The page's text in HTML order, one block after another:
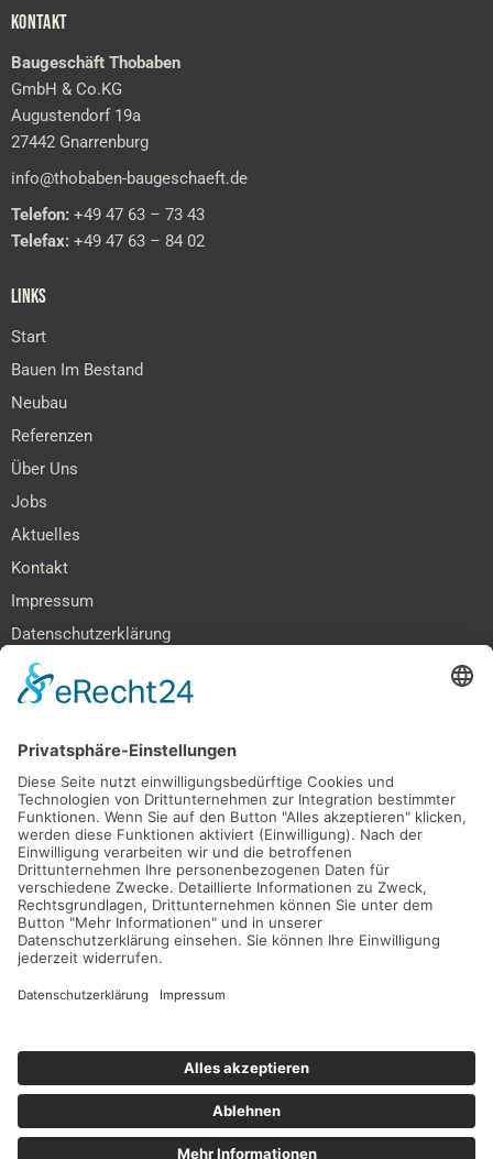
KONTAKT
Baugeschäft Thobaben
GmbH & Co.KG
Augustendorf 19a
27442 Gnarrenburg
info@thobaben-baugeschaeft.de
Telefon: +49 47 63 – 73 43
Telefax: +49 47 63 – 84 02
LINKS
Start
Bauen Im Bestand
Neubau
Referenzen
Über Uns
Jobs
Aktuelles
Kontakt
Impressum
Datenschutzerklärung
Barrierefreiheitserklärung